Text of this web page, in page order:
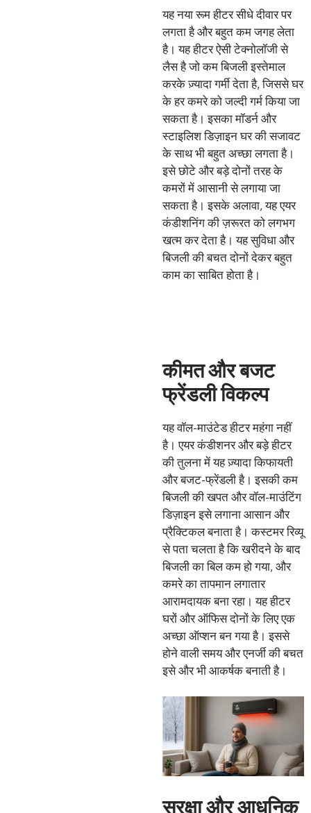
यह नया रूम हीटर सीधे दीवार पर
लगता है और बहुत कम जगह लेता
है। यह हीटर ऐसी टेक्नोलॉजी से
लैस है जो कम बिजली इस्तेमाल
करके ज़्यादा गर्मी देता है, जिससे घर
के हर कमरे को जल्दी गर्म किया जा
सकता है। इसका मॉडर्न और
स्टाइलिश डिज़ाइन घर की सजावट
के साथ भी बहुत अच्छा लगता है।
इसे छोटे और बड़े दोनों तरह के
कमरों में आसानी से लगाया जा
सकता है। इसके अलावा, यह एयर
कंडीशनिंग की ज़रूरत को लगभग
खत्म कर देता है। यह सुविधा और
बिजली की बचत दोनों देकर बहुत
काम का साबित होता है।
कीमत और बजट
फ्रेंडली विकल्प
यह वॉल-माउंटेड हीटर महंगा नहीं
है। एयर कंडीशनर और बड़े हीटर
की तुलना में यह ज़्यादा किफायती
और बजट-फ्रेंडली है। इसकी कम
बिजली की खपत और वॉल-माउंटिंग
डिज़ाइन इसे लगाना आसान और
प्रैक्टिकल बनाता है। कस्टमर रिव्यू
से पता चलता है कि खरीदने के बाद
बिजली का बिल कम हो गया, और
कमरे का तापमान लगातार
आरामदायक बना रहा। यह हीटर
घरों और ऑफिस दोनों के लिए एक
अच्छा ऑप्शन बन गया है। इससे
होने वाली समय और एनर्जी की बचत
इसे और भी आकर्षक बनाती है।
सुरक्षा और आधुनिक